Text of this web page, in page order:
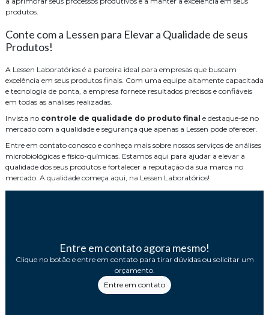
produtos.
Conte com a Lessen para Elevar a Qualidade de seus
Produtos!
A Lessen Laboratórios é a parceira ideal para empresas que buscam
excelência em seus produtos finais. Com uma equipe altamente capacitada
e tecnologia de ponta, a empresa fornece resultados precisos e confiáveis
em todas as análises realizadas.
Invista no controle de qualidade do produto final e destaque-se no
mercado com a qualidade e segurança que apenas a Lessen pode oferecer.
Entre em contato conosco e conheça mais sobre nossos serviços de análises
microbiológicas e físico-químicas. Estamos aqui para ajudar a elevar a
qualidade dos seus produtos e fortalecer a reputação da sua marca no
mercado. A qualidade começa aqui, na Lessen Laboratórios!
Entre em contato agora mesmo!
Clique no botão e entre em contato para tirar dúvidas ou solicitar um
orçamento.
Entre em contato